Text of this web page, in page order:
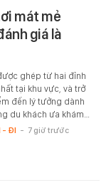
mát mẻ
giá là
ghép từ hai đỉnh
tại khu vực, và trở
đến lý tưởng dành
du khách ưa khám…
- ĐI - 7 giờ trước